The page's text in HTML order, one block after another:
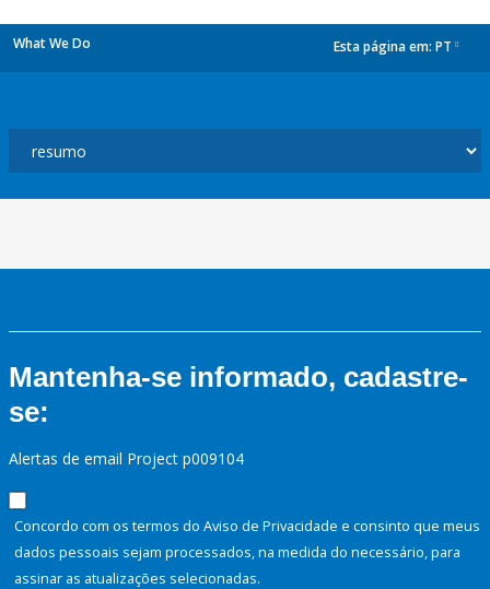
What We Do Esta página em: PT
Mantenha-se informado, cadastre-
se:
Alertas de email Project p009104
Concordo com os termos do Aviso de Privacidade e consinto que meus
dados pessoais sejam processados, na medida do necessário, para
assinar as atualizações selecionadas.